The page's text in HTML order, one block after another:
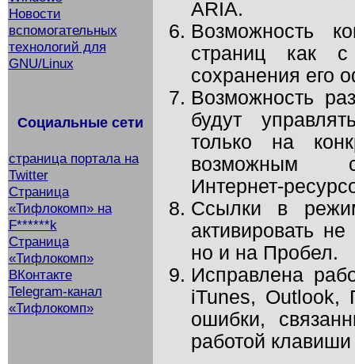
Новости
вспомогательных
технологий для
GNU/Linux
Социальные сети
страница портала на
Twitter
Страница
«Тифлокомп» на
F******k
Страница
«Тифлокомп»
ВКонтакте
Telegram-канал
«Тифлокомп»
ARIA.
Возможность
страниц как
сохранения его
Возможность
будут
только на
возможным
Интернет-
Ссылки в
активировать
но и на Пробел.
Исправлена
iTunes, Outlook,
ошибки,
работой